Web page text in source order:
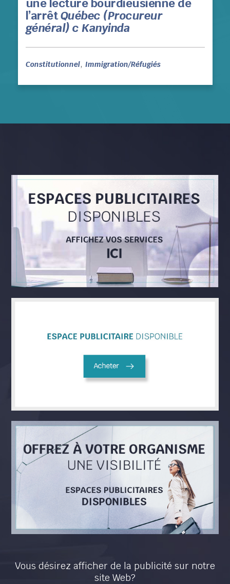
une lecture bourdieusienne de
l’arrêtQuébec (Procureur
général) c Kanyinda
Constitutionnel, Immigration/Réfugiés
Vous désirez afficher de la publicité sur notre
site Web?